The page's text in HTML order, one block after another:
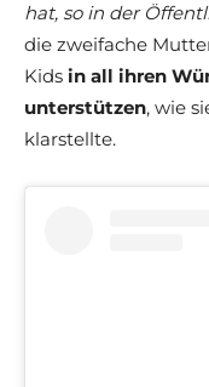
hat, so in der
die zweifache
Kids in all ihren
unterstützen, wie
klarstellte.